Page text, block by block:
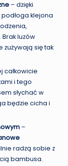
– dzięki
klejona
luzów
zużywają się tak
całkowicie
i tego
słychać w
będzie cicha i
–
radzą sobie z
bambusa.